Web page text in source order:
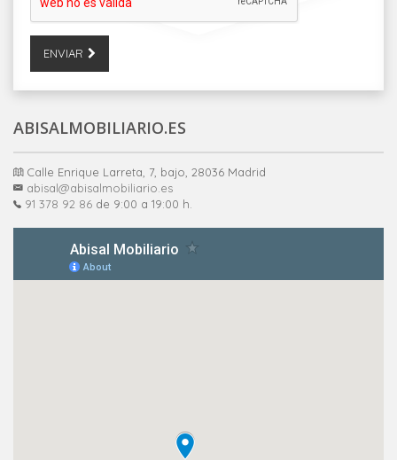
ENVIAR
ABISALMOBILIARIO.ES
Calle Enrique Larreta, 7, bajo, 28036 Madrid
abisal@abisalmobiliario.es
91 378 92 86 de 9:00 a 19:00 h.